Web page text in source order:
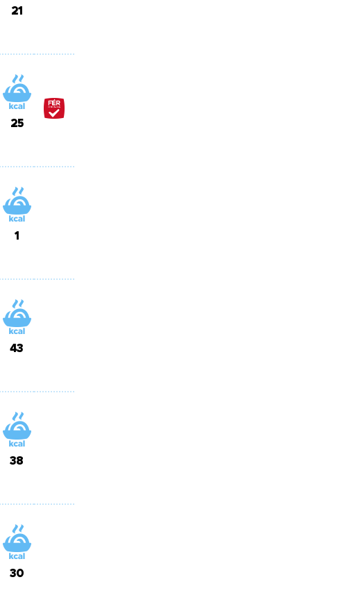
21
25
1
43
38
30